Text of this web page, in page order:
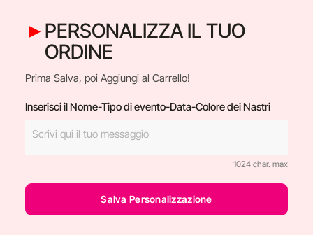
PERSONALIZZA IL TUO
ORDINE
Prima Salva, poi Aggiungi al Carrello!
Inserisci il Nome-Tipo di evento-Data-Colore dei Nastri
1024 char. max
Salva Personalizzazione